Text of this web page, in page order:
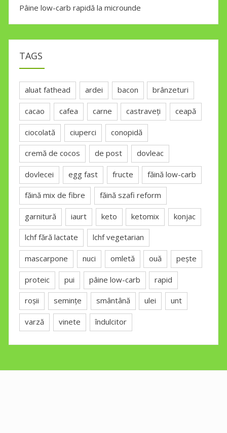
Pâine low-carb rapidă la microunde
TAGS
aluat fathead ardei bacon brânzeturi
cacao cafea carne castraveți ceapă
ciocolată ciuperci conopidă
cremă de cocos de post dovleac
dovlecei egg fast fructe făină low-carb
făină mix de fibre făină szafi reform
garnitură iaurt keto ketomix konjac
lchf fără lactate lchf vegetarian
mascarpone nuci omletă ouă pește
proteic pui pâine low-carb rapid
roșii semințe smântână ulei unt
varză vinete îndulcitor